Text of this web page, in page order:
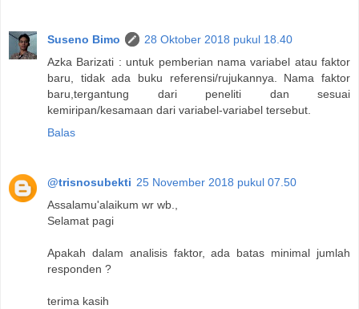
Suseno Bimo
28 Oktober 2018 pukul 18.40
Azka Barizati : untuk pemberian nama variabel atau faktor
baru, tidak ada buku referensi/rujukannya. Nama faktor
baru,tergantung dari peneliti dan sesuai
kemiripan/kesamaan dari variabel-variabel tersebut.
Balas
@trisnosubekti 25 November 2018 pukul 07.50
Assalamu'alaikum wr wb.,
Selamat pagi
Apakah dalam analisis faktor, ada batas minimal jumlah
responden ?
terima kasih